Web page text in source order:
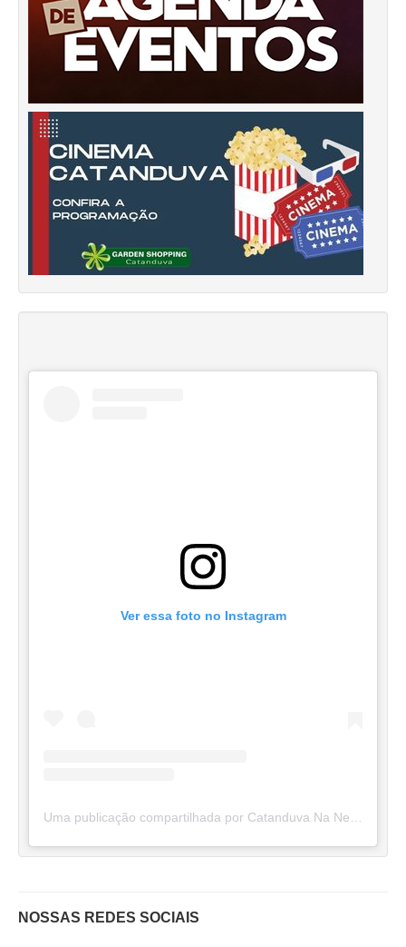
Ver essa foto no Instagram
Uma publicação compartilhada por Catanduva Na Net (@catanduvananett)
NOSSAS REDES SOCIAIS